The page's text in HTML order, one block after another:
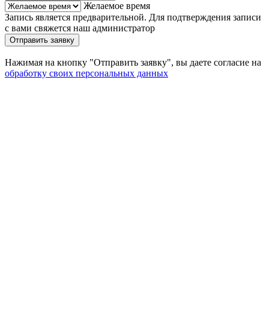
Желаемое время
Запись является предварительной. Для подтверждения записи
с вами свяжется наш администратор
Отправить заявку
Нажимая на кнопку "Отправить заявку", вы даете согласие на
обработку своих персональных данных